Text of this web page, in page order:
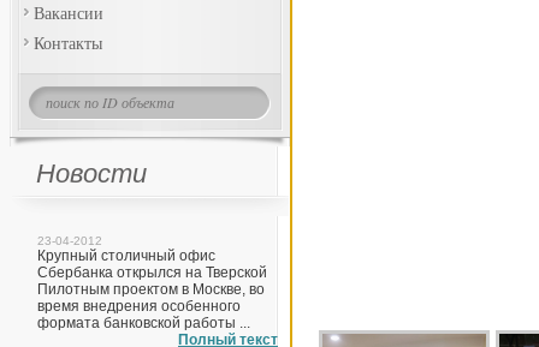
Вакансии
Контакты
Новости
23-04-2012
Крупный столичный офис
Сбербанка открылся на Тверской
Пилотным проектом в Москве, во
время внедрения особенного
формата банковской работы ...
Полный текст